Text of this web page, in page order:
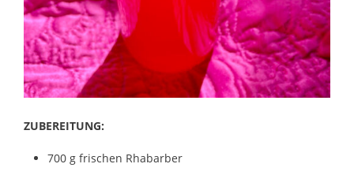
ZUBEREITUNG:
700 g frischen Rhabarber